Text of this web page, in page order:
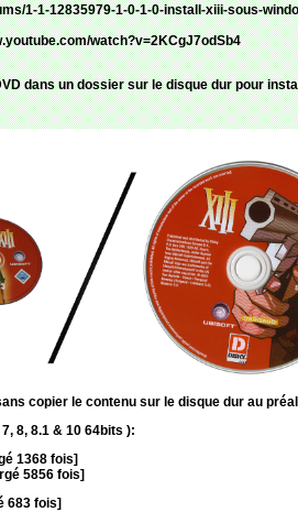
1-1-12835979-1-0-1-0-install-xiii-sous-
watch?v=2KCgJ7odSb4
dans un dossier sur le disque dur pour
copier le contenu sur le disque dur au
8, 8.1 & 10 64bits ):
1368 fois]
5856 fois]
683 fois]